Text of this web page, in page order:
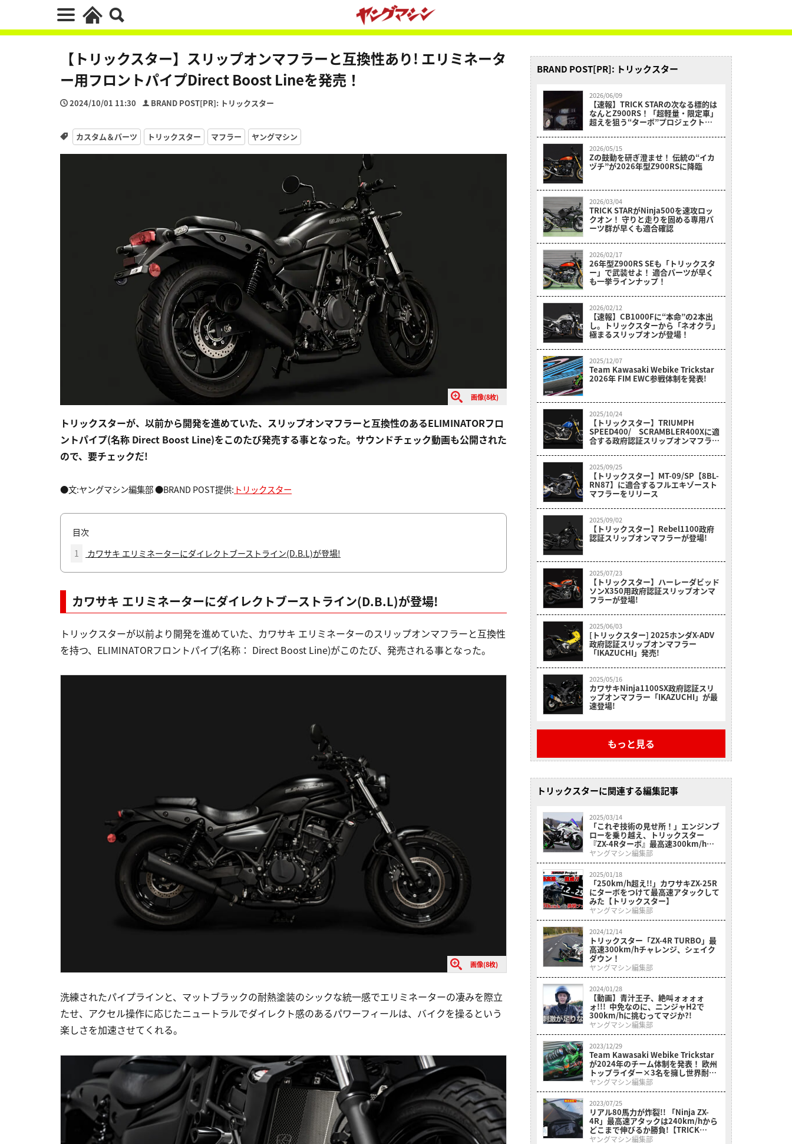
【トリックスター】スリップオンマフラーと互換性あり! エリミネータ
ー用フロントパイプDirect Boost Lineを発売！
2024/10/01 11:30 BRAND POST[PR]: トリックスター
カスタム＆パーツ トリックスター マフラー ヤングマシン
画像(8枚)
トリックスターが、以前から開発を進めていた、スリップオンマフラーと互換性のあるELIMINATORフロ
ントパイプ(名称 Direct Boost Line)をこのたび発売する事となった。サウンドチェック動画も公開された
ので、要チェックだ!
●文:ヤングマシン編集部 ●BRAND POST提供: トリックスター
目次
1
カワサキ エリミネーターにダイレクトブーストライン(D.B.L)が登場!
カワサキ エリミネーターにダイレクトブーストライン(D.B.L)が登場!
トリックスターが以前より開発を進めていた、カワサキ エリミネーターのスリップオンマフラーと互換性
を持つ、ELIMINATORフロントパイプ(名称： Direct Boost Line)がこのたび、発売される事となった。
画像(8枚)
洗練されたパイプラインと、マットブラックの耐熱塗装のシックな統一感でエリミネーターの凄みを際立
たせ、アクセル操作に応じたニュートラルでダイレクト感のあるパワーフィールは、バイクを操るという
楽しさを加速させてくれる。
BRAND POST[PR]: トリックスター
2026/06/09
【速報】TRICK STARの次なる標的は
なんとZ900RS！「超軽量・限定車」
超えを狙う“ターボ”プロジェクトが
2026/05/15
Zの鼓動を研ぎ澄ませ！ 伝統の“イカ
ヅチ”が2026年型Z900RSに降臨
2026/03/04
TRICK STARがNinja500を速攻ロッ
クオン！ 守りと走りを固める専用パ
ーツ群が早くも適合確認
2026/02/17
26年型Z900RS SEも「トリックスタ
ー」で武装せよ！ 適合パーツが早く
も一挙ラインナップ！
2026/02/12
【速報】CB1000Fに“本命”の2本出
し。トリックスターから「ネオクラ」
極まるスリップオンが登場！
2025/12/07
Team Kawasaki Webike Trickstar
2026年 FIM EWC参戦体制を発表!
2025/10/24
【トリックスター】TRIUMPH
SPEED400/ SCRAMBLER400Xに適
合する政府認証スリップオンマフラー
2025/09/25
【トリックスター】MT-09/SP【8BL-
RN87】に適合するフルエキゾースト
マフラーをリリース
2025/09/02
【トリックスター】Rebel1100政府
認証スリップオンマフラーが登場!
2025/07/23
【トリックスター】ハーレーダビッド
ソンX350用政府認証スリップオンマ
フラーが登場!
2025/06/03
[トリックスター] 2025ホンダX-ADV
政府認証スリップオンマフラー
「IKAZUCHI」発売!
2025/05/16
カワサキNinja1100SX政府認証スリ
ップオンマフラー「IKAZUCHI」が最
速登場!
もっと見る
トリックスターに関連する編集記事
2025/03/14
「これぞ技術の見せ所！」エンジンブ
ローを乗り越え、トリックスター
『ZX-4Rターボ』最高速300km/hの
壁に再び挑む！
ヤングマシン編集部
2025/01/18
「250km/h超え!!」カワサキZX-25R
にターボをつけて最高速アタックして
みた【トリックスター】
ヤングマシン編集部
2024/12/14
トリックスター「ZX-4R TURBO」最
高速300km/hチャレンジ、シェイク
ダウン！
ヤングマシン編集部
2024/01/28
【動画】青汁王子、絶叫ォォォォ
ォ!!! 中免なのに、ニンジャH2で
300km/hに挑むってマジか?!
ヤングマシン編集部
2023/12/29
Team Kawasaki Webike Trickstar
が2024年のチーム体制を発表！ 欧州
トップライダー×3名を擁し世界耐久
選手権にフル参戦
ヤングマシン編集部
2023/07/25
リアル80馬力が炸裂!! 「Ninja ZX-
4R」最高速アタックは240km/hから
どこまで伸びるか勝負!【TRICK
STAR】
ヤングマシン編集部